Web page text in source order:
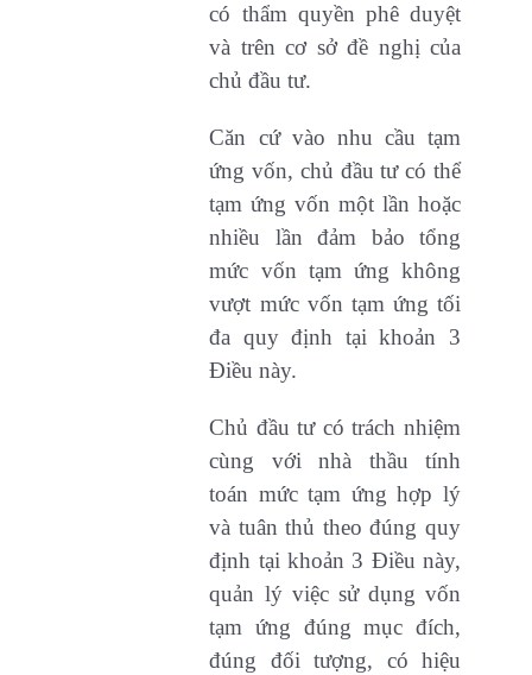
có thẩm quyền phê duyệt
và trên cơ sở đề nghị của
chủ đầu tư.
Căn cứ vào nhu cầu tạm
ứng vốn, chủ đầu tư có thể
tạm ứng vốn một lần hoặc
nhiều lần đảm bảo tổng
mức vốn tạm ứng không
vượt mức vốn tạm ứng tối
đa quy định tại khoản 3
Điều này.
Chủ đầu tư có trách nhiệm
cùng với nhà thầu tính
toán mức tạm ứng hợp lý
và tuân thủ theo đúng quy
định tại khoản 3 Điều này,
quản lý việc sử dụng vốn
tạm ứng đúng mục đích,
đúng đối tượng, có hiệu